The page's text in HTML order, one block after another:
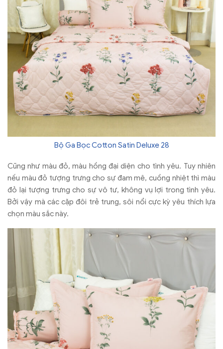
Bộ Ga Bọc Cotton Satin Deluxe 28
Cũng như màu đỏ, màu hồng đại diện cho tình yêu. Tuy nhiên
nếu màu đỏ tượng trưng cho sự đam mê, cuồng nhiệt thì màu
đỏ lại tượng trưng cho sự vô tư, không vụ lợi trong tình yêu.
Bởi vậy mà các cặp đôi trẻ trung, sôi nổi cực kỳ yêu thích lựa
chọn màu sắc này.